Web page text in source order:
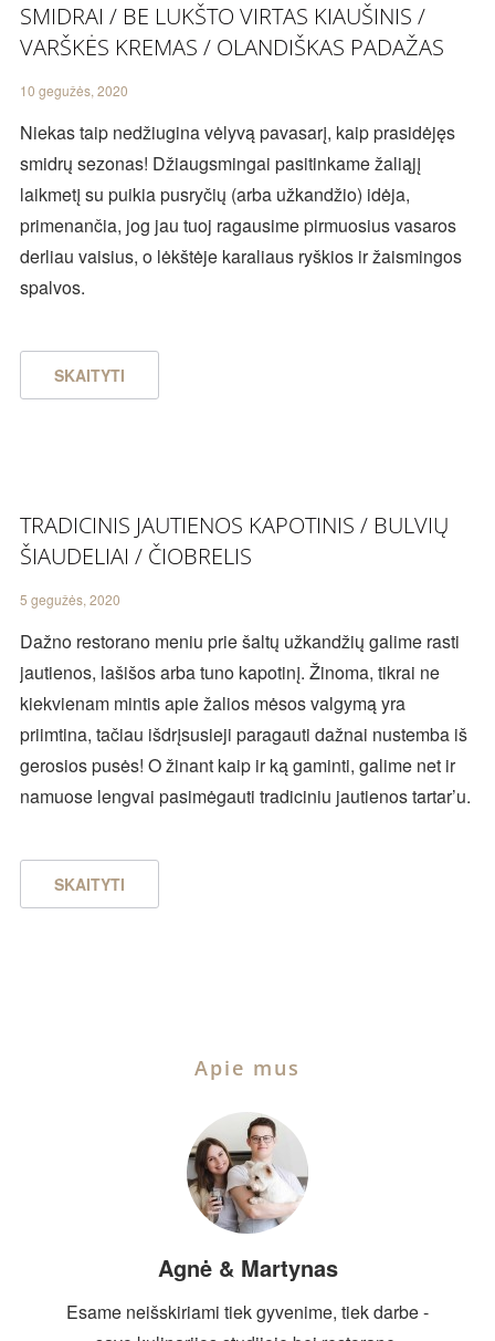
SMIDRAI / BE LUKŠTO VIRTAS KIAUŠINIS /
VARŠKĖS KREMAS / OLANDIŠKAS PADAŽAS
10 gegužės, 2020
Niekas taip nedžiugina vėlyvą pavasarį, kaip prasidėjęs
smidrų sezonas! Džiaugsmingai pasitinkame žaliąjį
laikmetį su puikia pusryčių (arba užkandžio) idėja,
primenančia, jog jau tuoj ragausime pirmuosius vasaros
derliau vaisius, o lėkštėje karaliaus ryškios ir žaismingos
spalvos.
SKAITYTI
TRADICINIS JAUTIENOS KAPOTINIS / BULVIŲ
ŠIAUDELIAI / ČIOBRELIS
5 gegužės, 2020
Dažno restorano meniu prie šaltų užkandžių galime rasti
jautienos, lašišos arba tuno kapotinį. Žinoma, tikrai ne
kiekvienam mintis apie žalios mėsos valgymą yra
priimtina, tačiau išdrįsusieji paragauti dažnai nustemba iš
gerosios pusės! O žinant kaip ir ką gaminti, galime net ir
namuose lengvai pasimėgauti tradiciniu jautienos tartar’u.
SKAITYTI
Apie mus
Agnė & Martynas
Esame neišskiriami tiek gyvenime, tiek darbe -